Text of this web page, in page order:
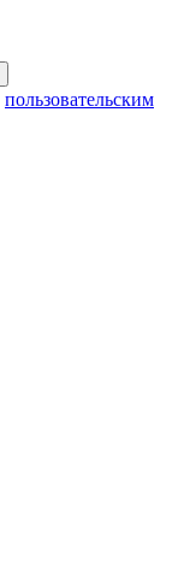
пользовательским